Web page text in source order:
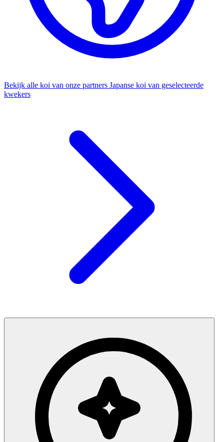
Bekijk alle koi van onze partners Japanse koi van geselecteerde
kwekers